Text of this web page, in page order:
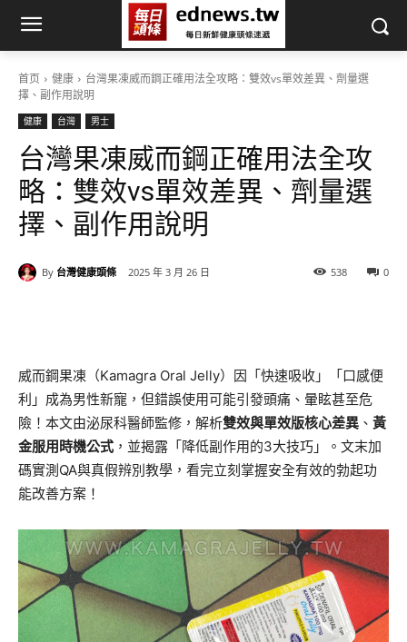
首页 健康
台灣果凍威而鋼正確用法全攻略：雙效vs單效差異、劑量選
擇、副作用說明
健康 台灣 男士
台灣果凍威而鋼正確用法全攻
略：雙效vs單效差異、劑量選
擇、副作用說明
By 台灣健康頭條 2025 年 3 月 26 日 0
538
威而鋼果凍（Kamagra Oral Jelly）因「快速吸收」「口感便
利」成為男性新寵，但錯誤使用可能引發頭痛、暈眩甚至危
險！本文由泌尿科醫師監修，解析雙效與單效版核心差異 、 黃
金服用時機公式 ，並揭露「降低副作用的3大技巧」。文末加
碼實測QA與真假辨別教學，看完立刻掌握安全有效的勃起功
能改善方案！